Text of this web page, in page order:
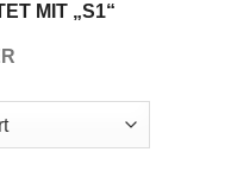
MIT „S1“